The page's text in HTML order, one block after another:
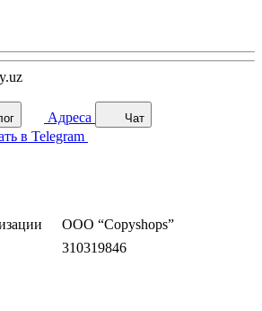
Адреса
Чат
в Telegram
ООО “Copyshops”
310319846